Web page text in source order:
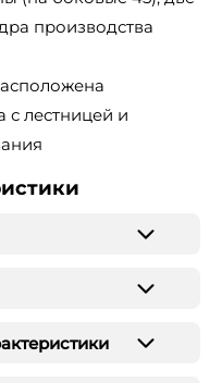
производства
с лестницей и